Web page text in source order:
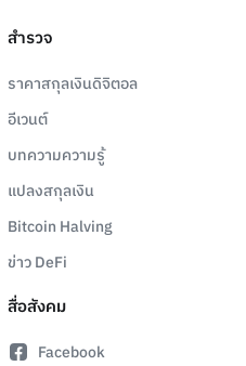
สำรวจ
ราคาสกุลเงินดิจิตอล
อีเวนต์
บทความความรู้
แปลงสกุลเงิน
Bitcoin Halving
ข่าว DeFi
สื่อสังคม
Facebook